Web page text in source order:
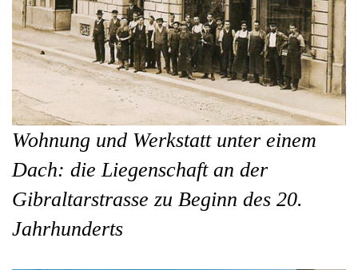
Wohnung und Werkstatt unter einem
Dach: die Liegenschaft an der
Gibraltarstrasse zu Beginn des 20.
Jahrhunderts